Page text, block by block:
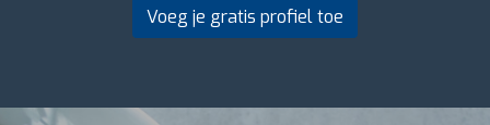
Voeg je gratis profiel toe